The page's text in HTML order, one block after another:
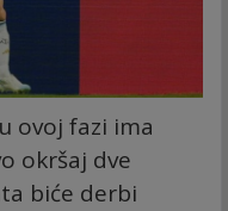
ovoj fazi ima
okršaj dve
biće derbi